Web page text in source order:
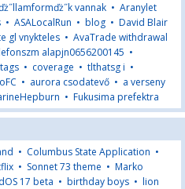
vannak • Aranylet
• ASALocalRun • blog • David Blair
gl vnykteles • AvaTrade withdrawal
alapjn0656200145 •
tags • coverage • tlthatsg i •
• aurora csodatevő • a verseny
• Fukusima prefektra
• Columbus State Application •
• Sonnet 73 theme • Marko
17 beta • birthday boys • lion